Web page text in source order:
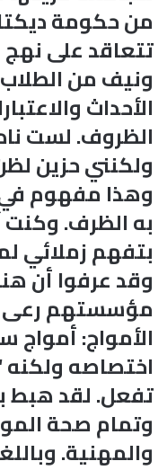
من حكومة
تتعاقد على
ونيف من
الأحداث
الظروف. لست
ولكنني حزين
وهذا مفهوم في
به الظرف.
بتفهم زملائي
وقد عرفوا أن
مؤسستهم رعى
الأمواج:
اختصاصه ولكنه
تفعل. لقد هبط
وتمام صحة
والمهنية.